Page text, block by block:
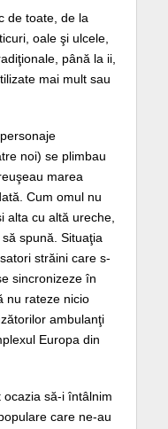
de toate, de la
oale şi ulcele,
până la ii,
mai mult sau
noi) se plimbau
marea
Cum omul nu
alta cu altă ureche,
spună. Situaţia
străini care s-
sincronizeze în
nu rateze nicio
ambulanţi
Europa din
să-i întâlnim
care ne-au